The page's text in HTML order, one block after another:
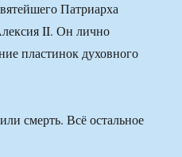
Патриарха
II. Он лично
пластинок духовного
смерть. Всё остальное